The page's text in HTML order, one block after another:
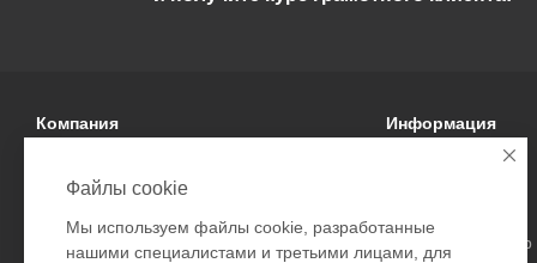
Компания
О компании
Подарочные сертификаты
Информация
Гарантия на товар
Файлы cookie
Мы используем файлы cookie, разработанные
нашими специалистами и третьими лицами, для